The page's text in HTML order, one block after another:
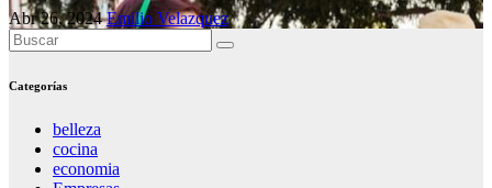
Abr 26, 2024Emilio Velazquez
Categorías
belleza
cocina
economia